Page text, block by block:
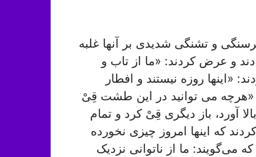
و تشنگی شدیدی بر آنها غلبه
و عرض کردند: «ما از تاب و
روزه نیستند و افطار
«هرچه می توانید در این طشت قِیْ
آورد، باز دیگری قِیْ کرد و تمام
که اینها امروز چیزی نخورده
می‌گویند: ما از ناتوانی نزدیک